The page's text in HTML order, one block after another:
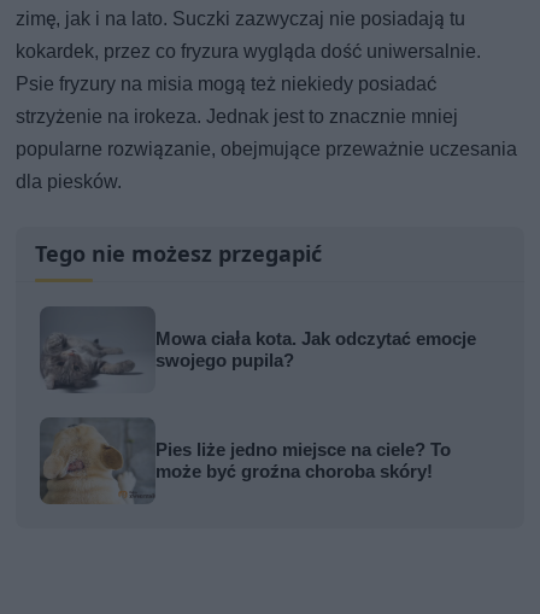
zimę, jak i na lato. Suczki zazwyczaj nie posiadają tu
kokardek, przez co fryzura wygląda dość uniwersalnie.
Psie fryzury na misia mogą też niekiedy posiadać
strzyżenie na irokeza. Jednak jest to znacznie mniej
popularne rozwiązanie, obejmujące przeważnie uczesania
dla piesków.
Tego nie możesz przegapić
Mowa ciała kota. Jak odczytać emocje
swojego pupila?
Pies liże jedno miejsce na ciele? To
może być groźna choroba skóry!